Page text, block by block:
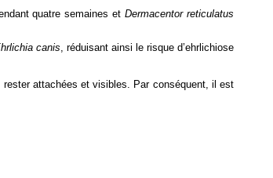
quatre semaines etDermacentor reticulatus
canis , réduisant ainsi le risque d’ehrlichiose
attachées et visibles. Par conséquent, il est